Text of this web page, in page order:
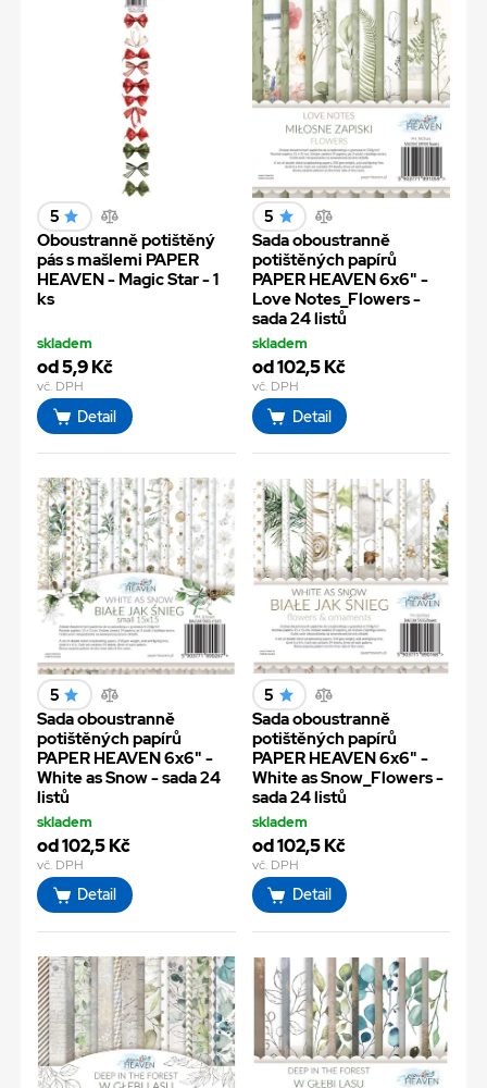
5
Oboustranně potištěný
pás s mašlemi PAPER
HEAVEN - Magic Star - 1
ks
skladem
od 5,9 Kč
vč. DPH
Detail
5
Sada oboustranně
potištěných papírů
PAPER HEAVEN 6x6" -
Love Notes_Flowers -
sada 24 listů
skladem
od 102,5 Kč
vč. DPH
Detail
5
Sada oboustranně
potištěných papírů
PAPER HEAVEN 6x6" -
White as Snow - sada 24
listů
skladem
od 102,5 Kč
vč. DPH
Detail
5
Sada oboustranně
potištěných papírů
PAPER HEAVEN 6x6" -
White as Snow_Flowers -
sada 24 listů
skladem
od 102,5 Kč
vč. DPH
Detail